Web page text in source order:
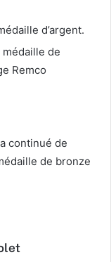
d’argent.
de
Remco
continué de
de bronze